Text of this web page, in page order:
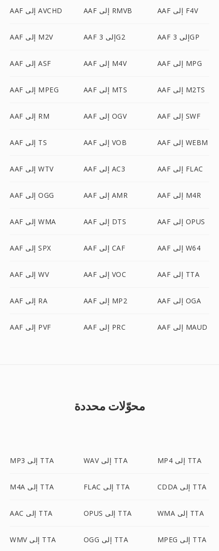
AAF إلى AVCHD AAF إلى RMVB AAF إلى F4V
AAF إلى M2V AAF إلى 3G2 AAF إلى 3GP
AAF إلى ASF AAF إلى M4V AAF إلى MPG
AAF إلى MPEG AAF إلى MTS AAF إلى M2TS
AAF إلى RM AAF إلى OGV AAF إلى SWF
AAF إلى TS AAF إلى VOB AAF إلى WEBM
AAF إلى WTV AAF إلى AC3 AAF إلى FLAC
AAF إلى OGG AAF إلى AMR AAF إلى M4R
AAF إلى WMA AAF إلى DTS AAF إلى OPUS
AAF إلى SPX AAF إلى CAF AAF إلى W64
AAF إلى WV AAF إلى VOC AAF إلى TTA
AAF إلى RA AAF إلى MP2 AAF إلى OGA
AAF إلى PVF AAF إلى PRC AAF إلى MAUD
محوّلات محددة
MP3 إلى TTA WAV إلى TTA MP4 إلى TTA
M4A إلى TTA FLAC إلى TTA CDDA إلى TTA
AAC إلى TTA OPUS إلى TTA WMA إلى TTA
WMV إلى TTA OGG إلى TTA MPEG إلى TTA